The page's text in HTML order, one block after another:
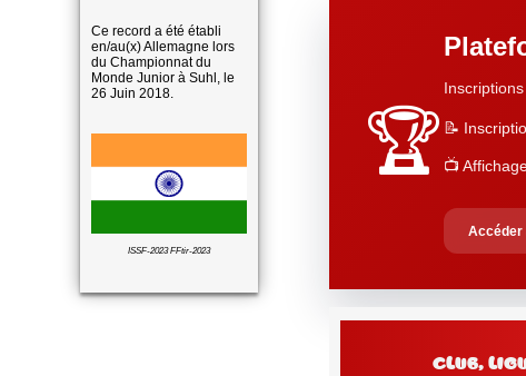
Ce record a été établi
en/au(x) Allemagne lors
du Championnat du
Monde Junior à Suhl, le
26 Juin 2018.
ISSF-2023 FFtir-2023
🏆 📝
📺
Accéder
club,